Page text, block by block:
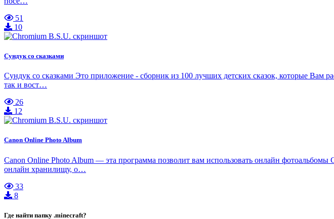
51
10
Сундук со сказками
Сундук со сказками Это приложение - сборник из 100 лучших детских сказок, которые Вам
так и вост…
26
12
Canon Online Photo Album
Canon Online Photo Album — эта программа позволит вам использовать онлайн
онлайн хранилищу, о…
33
8
Где найти папку .minecraft?